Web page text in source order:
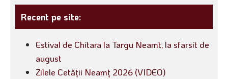
Recent pe site:
Estival de Chitara la Targu Neamt, la sfarsit de
august
Zilele Cetății Neamț 2026 (VIDEO)